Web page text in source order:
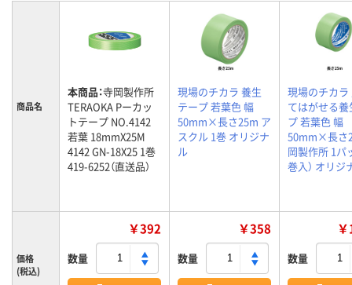
商品名
本商品：寺岡製作所
TERAOKA Pーカッ
トテープ NO.4142
若葉 18mmX25M
4142 GN-18X25 1巻
419-6252（直送品）
現場のチカラ 養生
テープ 若葉色 幅
50mm×長さ25m ア
スクル 1巻 オリジナ
ル
現場のチカラ
てはがせる
プ 若葉色 幅
50mm×長さ
岡製作所 1パ
巻入） オリジ
価格
(税込)
￥392
数量
￥358
数量 数量